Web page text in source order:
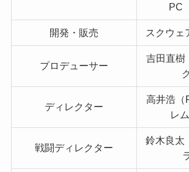
PC
開発・販売 スクウェ
プロデューサー
吉田直樹
ディレクター
高井浩（
レ
戦闘ディレクター
鈴木良太